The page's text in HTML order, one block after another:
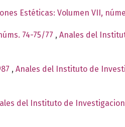
Estéticas: Volumen VII,
74-75/77 , Anales del
, Anales del Instituto de
del Instituto de